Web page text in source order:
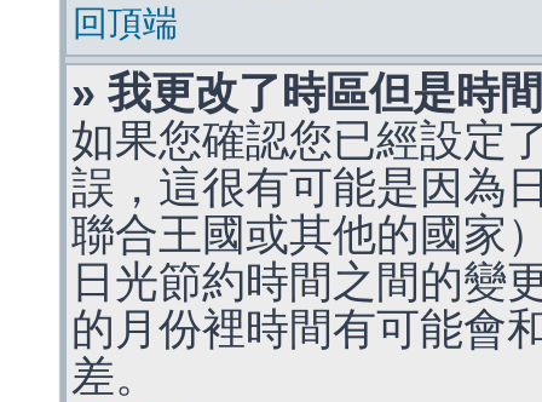
回頂端
» 我更改了時區但是時
如果您確認您已經設定
誤，這很有可能是因為
聯合王國或其他的國家
日光節約時間之間的變
的月份裡時間有可能會
差。